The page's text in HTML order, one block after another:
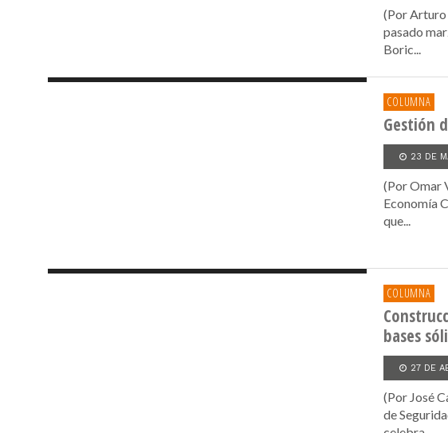
(Por Arturo
pasado
Boric...
COLUMNA
Gestión
23 DE
(Por Omar
Economía
que...
COLUMNA
bases
27 DE
(Por José
de